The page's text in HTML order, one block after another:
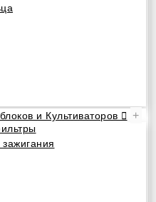
и Культиваторов
+